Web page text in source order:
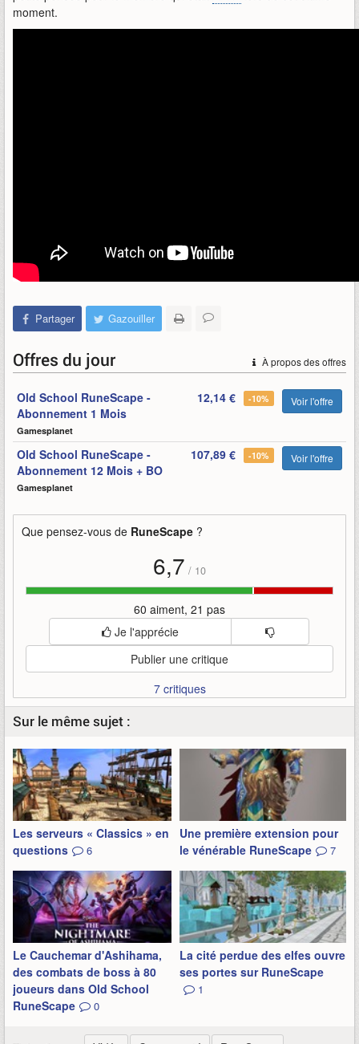
moment.
Partager Gazouiller
À propos des offres
Offres du jour
Old School RuneScape -
Abonnement 1 Mois
Gamesplanet
12,14 € -10% Voir l'offre
Old School RuneScape -
Abonnement 12 Mois + BO
Gamesplanet
107,89 € -10% Voir l'offre
Que pensez-vous de RuneScape ?
6,7 / 10
60 aiment, 21 pas
Je l'apprécie
Publier une critique
7 critiques
Sur le même sujet :
Les serveurs « Classics » en
questions
6
Une première extension pour
le vénérable RuneScape
7
Le Cauchemar d'Ashihama,
des combats de boss à 80
joueurs dans Old School
RuneScape
0
La cité perdue des elfes ouvre
ses portes sur RuneScape
1